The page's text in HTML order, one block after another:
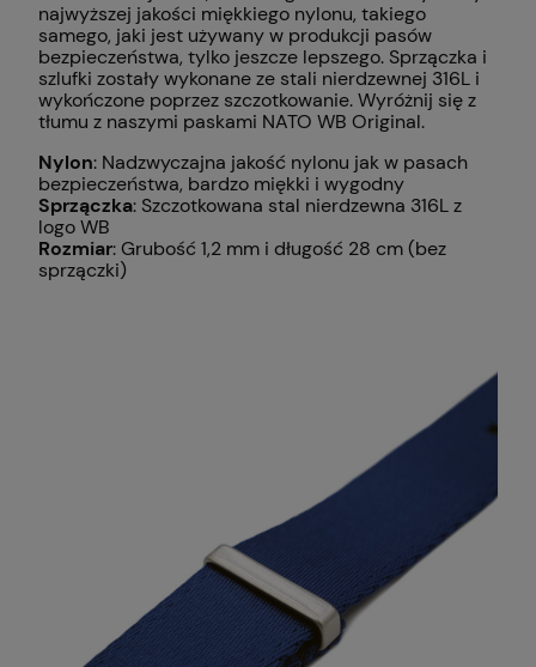
najwyższej jakości miękkiego nylonu, takiego
samego, jaki jest używany w produkcji pasów
bezpieczeństwa, tylko jeszcze lepszego. Sprzączka i
szlufki zostały wykonane ze stali nierdzewnej 316L i
wykończone poprzez szczotkowanie. Wyróżnij się z
tłumu z naszymi paskami NATO WB Original.
Nylon: Nadzwyczajna jakość nylonu jak w pasach
bezpieczeństwa, bardzo miękki i wygodny
Sprzączka: Szczotkowana stal nierdzewna 316L z
logo WB
Rozmiar: Grubość 1,2 mm i długość 28 cm (bez
sprzączki)